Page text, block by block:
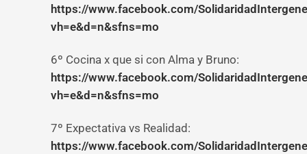
https://www.facebook.com/
vh=e&d=n&sfns=mo
6º Cocina x que si con Alma y Bruno:
https://www.facebook.com/
vh=e&d=n&sfns=mo
7º Expectativa vs Realidad:
https://www.facebook.com/